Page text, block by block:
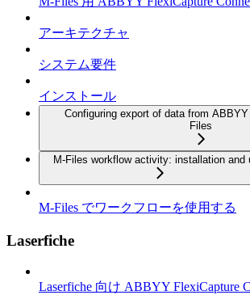
アーキテクチャ
システム要件
インストール
Configuring export of data from
Files
M-Files workflow activity: installation and
M-Files でワークフローを使用する
Laserfiche
Laserfiche 向け ABBYY FlexiCapture